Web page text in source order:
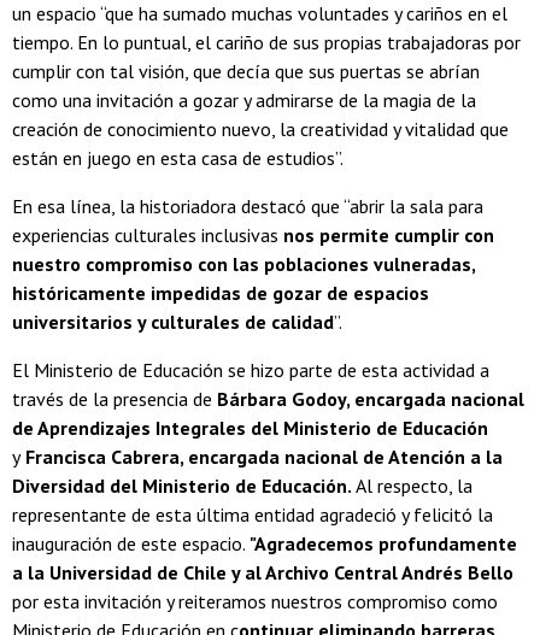
un espacio “que ha sumado muchas voluntades y cariños en el
tiempo. En lo puntual, el cariño de sus propias trabajadoras por
cumplir con tal visión, que decía que sus puertas se abrían
como una invitación a gozar y admirarse de la magia de la
creación de conocimiento nuevo, la creatividad y vitalidad que
están en juego en esta casa de estudios”.
En esa línea, la historiadora destacó que “abrir la sala para
experiencias culturales inclusivas nos permite cumplir con
nuestro compromiso con las poblaciones vulneradas,
históricamente impedidas de gozar de espacios
universitarios y culturales de calidad”.
El Ministerio de Educación se hizo parte de esta actividad a
través de la presencia de Bárbara Godoy, encargada nacional
de Aprendizajes Integrales del Ministerio de Educación
yFrancisca Cabrera, encargada nacional de Atención a la
Diversidad del Ministerio de Educación. Al respecto, la
representante de esta última entidad agradeció y felicitó la
inauguración de este espacio. "Agradecemos profundamente
a la Universidad de Chile y al Archivo Central Andrés Bello
por esta invitación y reiteramos nuestros compromiso como